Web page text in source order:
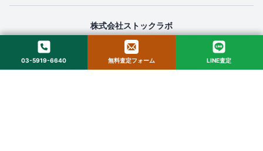
株式会社ストックラボ
〒160-0022 東京都新宿区新宿２丁目１２−１６ セントフォービル ２０３
© 2025 StockLab. All Rights Reserved.
03-5919-6640 無料査定フォーム LINE査定